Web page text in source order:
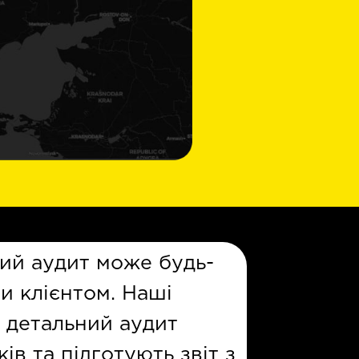
аудит може будь-
клієнтом. Наші
детальний аудит
та підготують звіт з